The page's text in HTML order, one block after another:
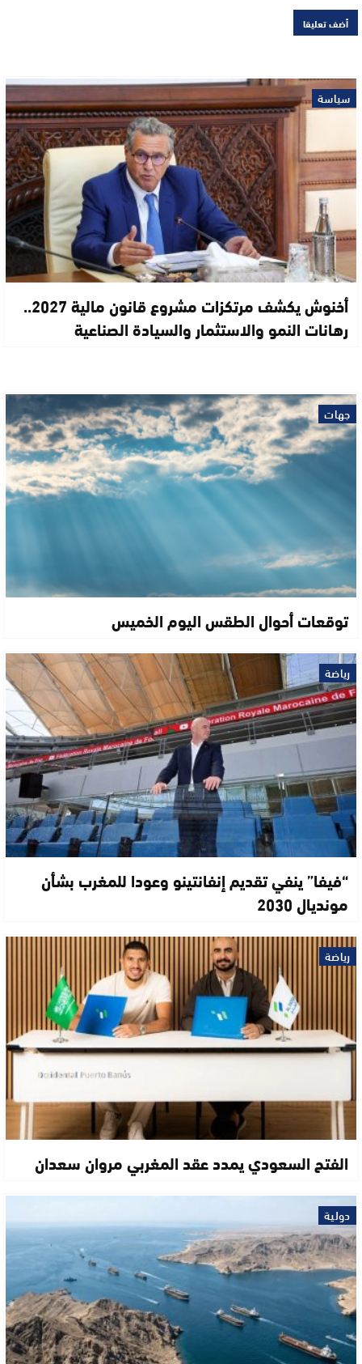
سياسة
أخنوش يكشف مرتكزات مشروع قانون مالية 2027..
رهانات النمو والاستثمار والسيادة الصناعية
جهات
توقعات أحوال الطقس اليوم الخميس
رياضة
“فيفا” ينفي تقديم إنفانتينو وعودا للمغرب بشأن
مونديال 2030
رياضة
الفتح السعودي يمدد عقد المغربي مروان سعدان
دولية